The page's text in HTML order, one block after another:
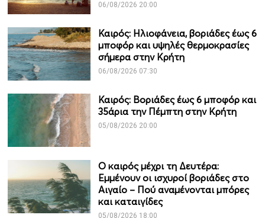
06/08/2026 20:00
Καιρός: Ηλιοφάνεια, βοριάδες έως 6
μποφόρ και υψηλές θερμοκρασίες
σήμερα στην Κρήτη
06/08/2026 07:30
Καιρός: Βοριάδες έως 6 μποφόρ και
35άρια την Πέμπτη στην Κρήτη
05/08/2026 20:00
Ο καιρός μέχρι τη Δευτέρα:
Εμμένουν οι ισχυροί βοριάδες στο
Αιγαίο – Πού αναμένονται μπόρες
και καταιγίδες
05/08/2026 18:00